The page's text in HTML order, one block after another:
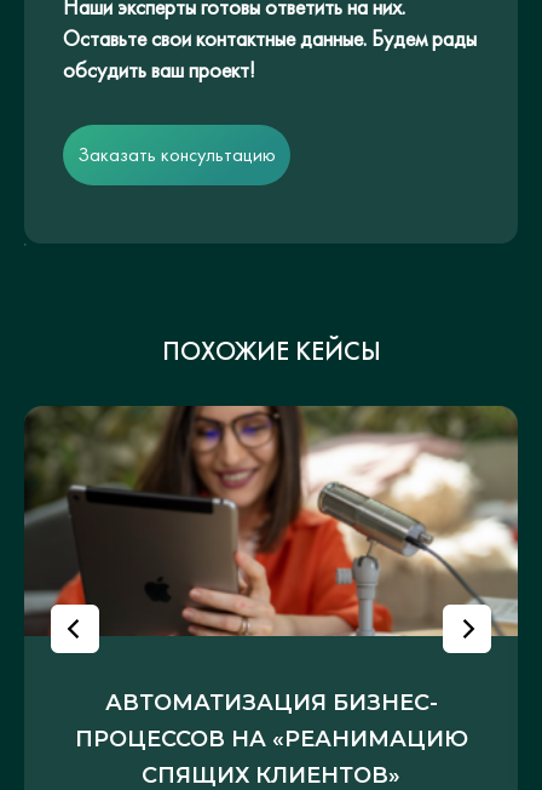
Наши эксперты готовы ответить на них.
Оставьте свои контактные данные. Будем рады
обсудить ваш проект!
Заказать консультацию
ПОХОЖИЕ КЕЙСЫ
АВТОМАТИЗАЦИЯ БИЗНЕС-
ПРОЦЕССОВ НА «РЕАНИМАЦИЮ
СПЯЩИХ КЛИЕНТОВ»